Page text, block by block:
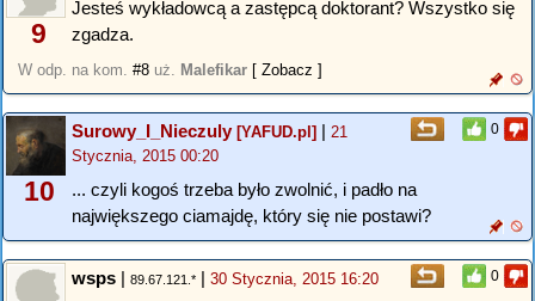
9
Jesteś wykładowcą a zastępcą doktorant? Wszystko się
zgadza.
W odp. na kom. #8 uż. Malefikar [ Zobacz ]
0
10
Surowy_I_Nieczuly[YAFUD.pl] | 21
Stycznia, 2015 00:20
... czyli kogoś trzeba było zwolnić, i padło na
największego ciamajdę, który się nie postawi?
0
wsps | 89.67.121.* | 30 Stycznia, 2015 16:20